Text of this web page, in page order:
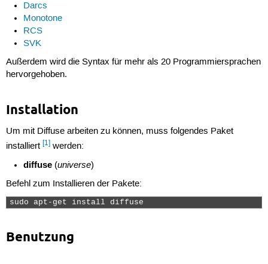
Darcs
Monotone
RCS
SVK
Außerdem wird die Syntax für mehr als 20 Programmiersprachen
hervorgehoben.
Installation
Um mit Diffuse arbeiten zu können, muss folgendes Paket
installiert [1]werden:
diffuse (universe)
Befehl zum Installieren der Pakete:
sudo apt-get install diffuse
Benutzung